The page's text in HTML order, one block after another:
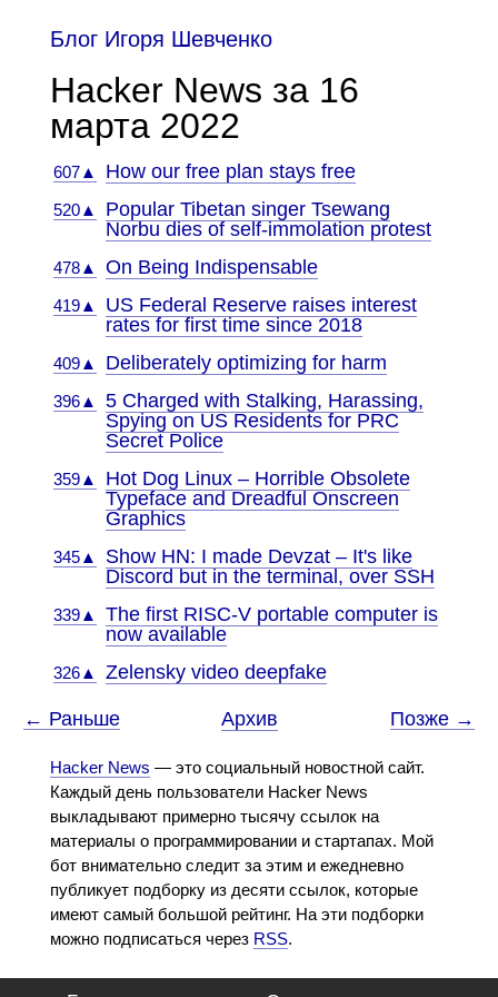
Блог Игоря Шевченко
Hacker News за 16
марта 2022
607▲ How our free plan stays free
520▲
Popular Tibetan singer Tsewang
Norbu dies of self-immolation protest
478▲ On Being Indispensable
419▲
US Federal Reserve raises interest
rates for first time since 2018
409▲ Deliberately optimizing for harm
396▲
5 Charged with Stalking, Harassing,
Spying on US Residents for PRC
Secret Police
359▲
Hot Dog Linux – Horrible Obsolete
Typeface and Dreadful Onscreen
Graphics
345▲
Show HN: I made Devzat – It's like
Discord but in the terminal, over SSH
339▲
The first RISC-V portable computer is
now available
326▲ Zelensky video deepfake
← Раньше Архив Позже →
Hacker News — это социальный новостной сайт.
Каждый день пользователи Hacker News
выкладывают примерно тысячу ссылок на
материалы о программировании и стартапах. Мой
бот внимательно следит за этим и ежедневно
публикует подборку из десяти ссылок, которые
имеют самый большой рейтинг. На эти подборки
можно подписаться через RSS.